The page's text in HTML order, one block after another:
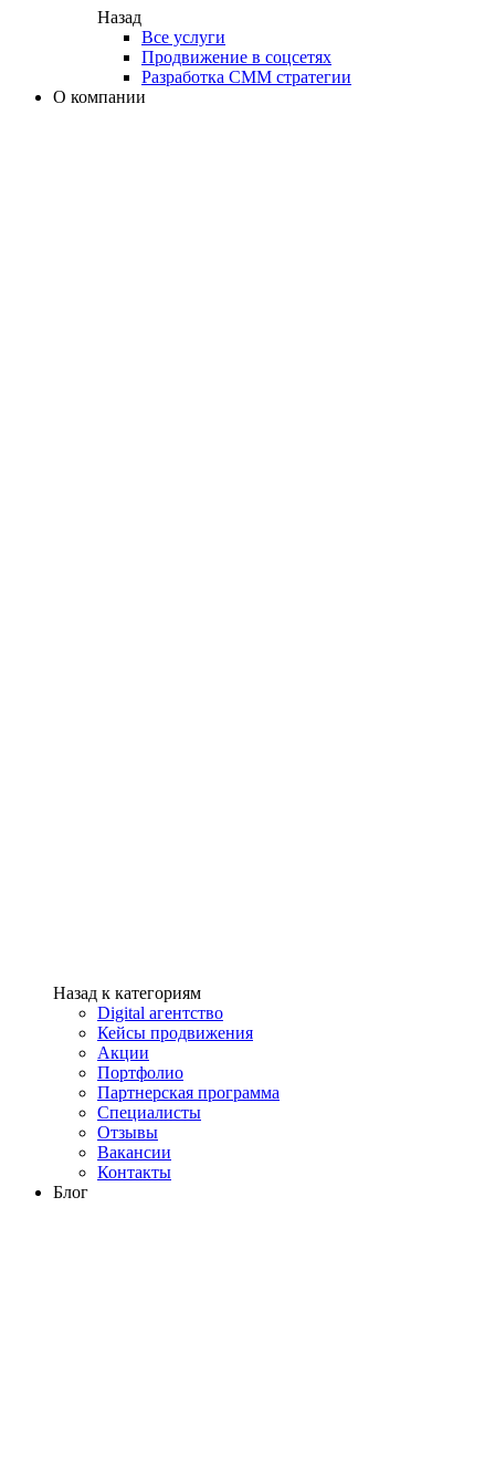
Назад
Все услуги
Продвижение в соцсетях
Разработка СММ стратегии
О компании
Назад к категориям
Digital агентство
Кейсы продвижения
Акции
Портфолио
Партнерская программа
Специалисты
Отзывы
Вакансии
Контакты
Блог